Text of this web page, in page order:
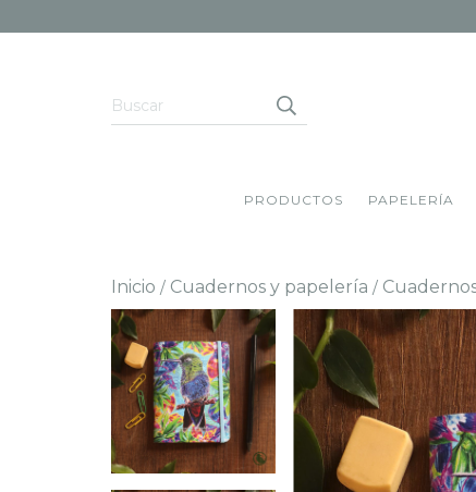
PRODUCTOS PAPELERÍA
Inicio / Cuadernos y papelería /